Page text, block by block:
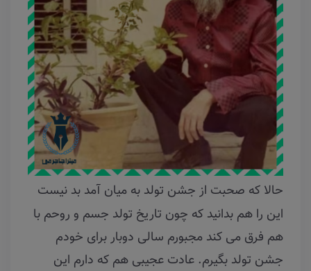
حالا که صحبت از جشن تولد به میان آمد بد نیست
این را هم بدانید که چون تاریخ تولد جسم و روحم با
هم فرق می کند مجبورم سالی دوبار برای خودم
جشن تولد بگیرم. عادت عجیبی هم که دارم این